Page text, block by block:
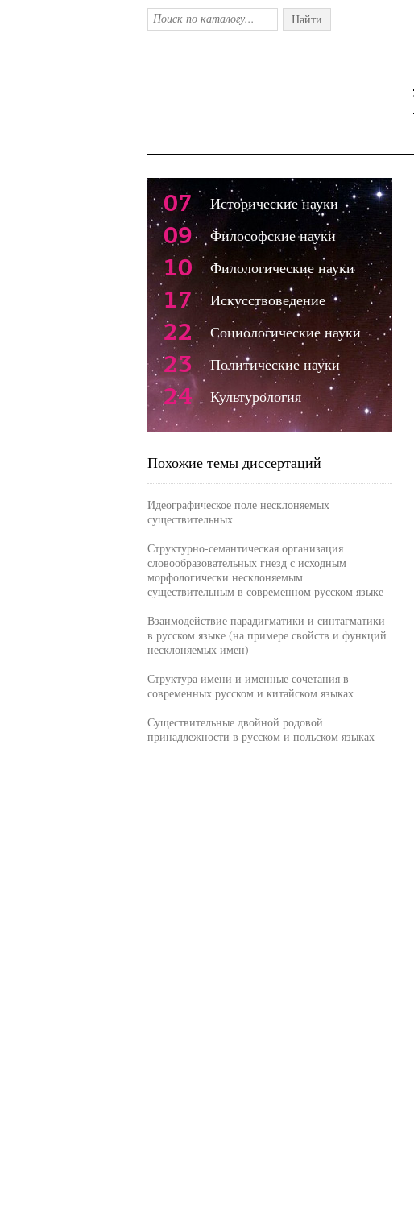
Найти
07 Исторические науки
09 Философские науки
10 Филологические науки
17 Искусствоведение
22 Социологические науки
23 Политические науки
24 Культурология
Похожие темы диссертаций
Идеографическое поле несклоняемых
существительных
Структурно-семантическая организация
словообразовательных гнезд с исходным
морфологически несклоняемым
существительным в современном русском языке
Взаимодействие парадигматики и синтагматики
в русском языке (на примере свойств и функций
несклоняемых имен)
Структура имени и именные сочетания в
современных русском и китайском языках
Существительные двойной родовой
принадлежности в русском и польском языках